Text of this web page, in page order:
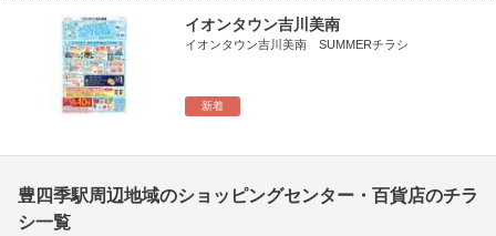
新着
イオンタウン吉川美南
イオンタウン吉川美南 SUMMERチラシ
豊四季駅周辺地域のショッピングセンター・百貨店のチラ
シ一覧